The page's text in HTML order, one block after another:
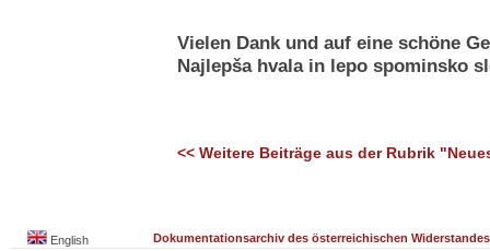
Vielen Dank und auf eine schöne
Najlepša hvala in lepo spominsko
<< Weitere Beiträge aus der Rubrik
English Dokumentationsarchiv des österreichischen Widerstandes